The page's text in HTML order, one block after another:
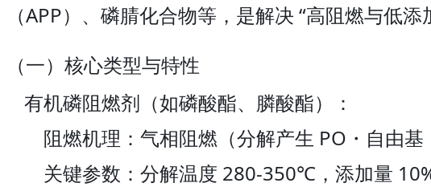
（APP）、磷腈化合物等，是解决 “高阻燃与低添
（一）核心类型与特性
有机磷阻燃剂（如磷酸酯、膦酸酯）：
阻燃机理：气相阻燃（分解产生 PO・自由
关键参数：分解温度 280-350℃，添加量